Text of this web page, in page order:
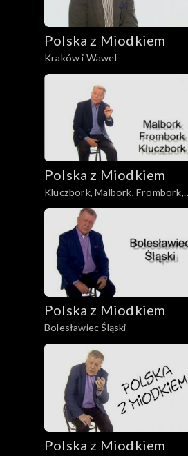
Polska z Miodkiem
Kraków i Wawel
Polska z Miodkiem
Kluczbork, Malbork, Frombork,
Wałbrzych
Polska z Miodkiem
Bolesławiec Śląski
Polska z Miodkiem